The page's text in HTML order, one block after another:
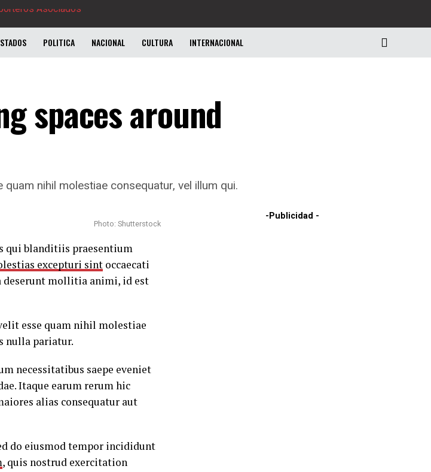
POLITICA NACIONAL CULTURA INTERNACIONAL
spaces around
nihil molestiae consequatur, vel illum qui.
Photo: Shutterstock
qui blanditiis praesentium
excepturi sint occaecati
mollitia animi, id est
esse quam nihil molestiae
nulla pariatur.
necessitatibus saepe eveniet
Itaque earum rerum hic
alias consequatur aut
do eiusmod tempor incididunt
, quis nostrud exercitation
-Publicidad -